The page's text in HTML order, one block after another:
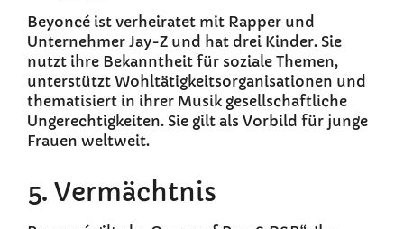
Beyoncé ist verheiratet mit Rapper und
Unternehmer Jay-Z und hat drei Kinder. Sie
nutzt ihre Bekanntheit für soziale Themen,
unterstützt Wohltätigkeitsorganisationen und
thematisiert in ihrer Musik gesellschaftliche
Ungerechtigkeiten. Sie gilt als Vorbild für junge
Frauen weltweit.
5. Vermächtnis